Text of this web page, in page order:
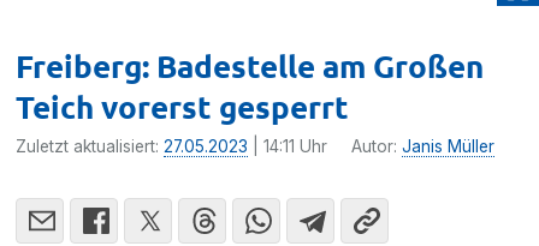
Freiberg: Badestelle am Großen
Teich vorerst gesperrt
Zuletzt aktualisiert:27.05.2023 | 14:11 Uhr Autor:Janis Müller